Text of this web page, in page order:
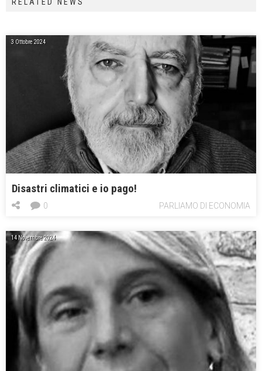
RELATED NEWS
3 Ottobre 2024
Disastri climatici e io pago!
PARLIAMO DI ECONOMIA
0
14 Novembre 2024